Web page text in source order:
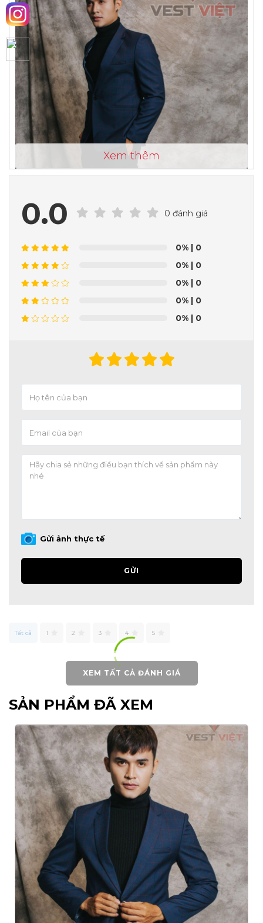
Xem thêm
0.0 0 đánh giá
0% | 0
0% | 0
0% | 0
0% | 0
0% | 0
Gửi ảnh thực tế
GỬI
Tất cả 1 2 3 4 5
XEM TẤT CẢ ĐÁNH GIÁ
SẢN PHẨM ĐÃ XEM